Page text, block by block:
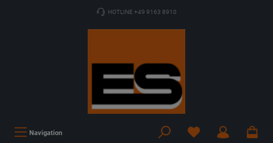
HOTLINE +49 9163 8910
Navigation